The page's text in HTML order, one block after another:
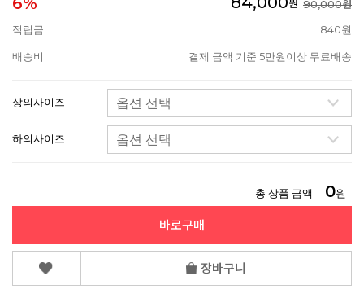
원 90,000원
적립금
840원
배송비 결제 금액 기준 5만원이상 무료배송
상의사이즈
하의사이즈
총 상품 금액 0원
바로구매
장바구니